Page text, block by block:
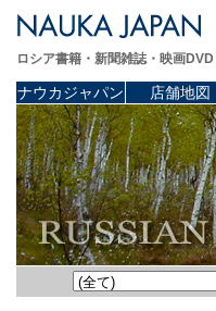
ロシア書籍・新聞雑誌・映画
ナウカジャパン 店舗地図